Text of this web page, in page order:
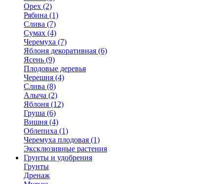
Орех (2)
Рябина (1)
Слива (7)
Сумах (4)
Черемуха (7)
Яблоня декоративная (6)
Ясень (9)
Плодовые деревья
Черешня (4)
Слива (8)
Алыча (2)
Яблоня (12)
Груша (6)
Вишня (4)
Облепиха (1)
Черемуха плодовая (1)
Эксклюзивные растения
Грунты и удобрения
Грунты
Дренаж